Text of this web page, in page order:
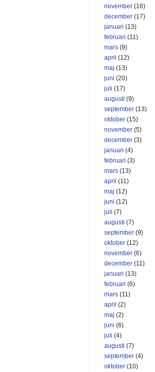
november (16)
december (17)
januari (13)
februari (11)
mars (9)
april (12)
maj (13)
juni (20)
juli (17)
augusti (9)
september (13)
oktober (15)
november (5)
december (3)
januari (4)
februari (3)
mars (13)
april (11)
maj (12)
juni (12)
juli (7)
augusti (7)
september (9)
oktober (12)
november (6)
december (11)
januari (13)
februari (6)
mars (11)
april (2)
maj (2)
juni (6)
juli (4)
augusti (7)
september (4)
oktober (10)